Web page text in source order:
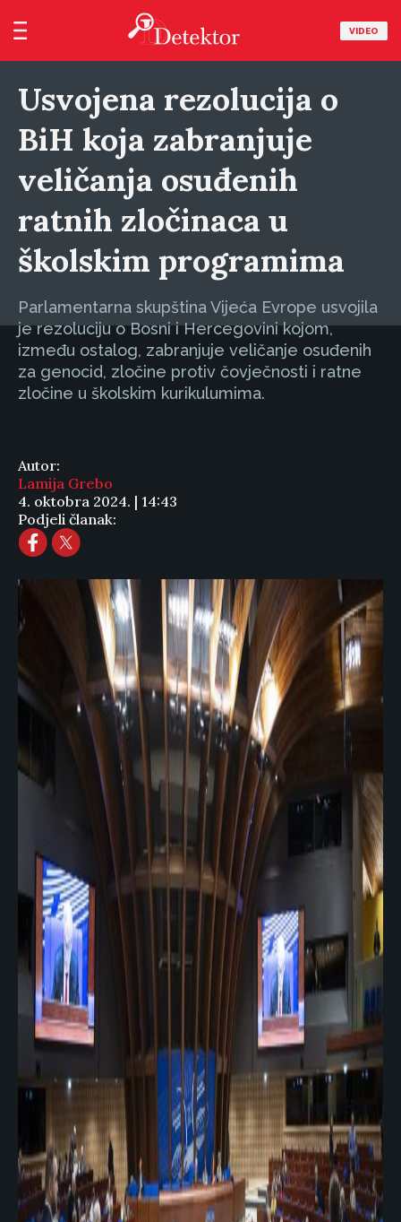
VIDEO
Usvojena rezolucija o
BiH koja zabranjuje
veličanja osuđenih
ratnih zločinaca u
školskim programima
Parlamentarna skupština Vijeća Evrope usvojila
je rezoluciju o Bosni i Hercegovini kojom,
između ostalog, zabranjuje veličanje osuđenih
za genocid, zločine protiv čovječnosti i ratne
zločine u školskim kurikulumima.
Autor:
Lamija Grebo
4. oktobra 2024. | 14:43
Podjeli članak: